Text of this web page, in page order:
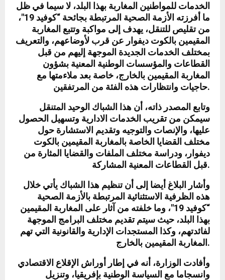
الخدمات للمواطنين المغاربة بهذا البلد، لا سيما في ظل
ما أفرزته الأزمة الصحية المرتبطة بجائحة “كوفيد 19″،
من تقليص للتنقل، يهدف إلى مواكبة وتتبع المغاربة
المقيمين بالكوت ديفوار عن قرب لأوضاعهم، والتعريف
بمختلف الخدمات الجديدة الموجهة إليهم من قبل
القطاعات والمؤسسات الوطنية المعنية بشؤون
المغاربة المقيمين بالخارج، خاصة بعد ملاءمتها مع
حاجيات وانتظارات هذه الفئة من المرتفقين.
وتابع المصدر ذاته، أن هذا الشباك الوحيد المتنقل
سيمكن من تقريب الخدمات الادارية وتسهيل الحصول
عليها، والإنصات والتوجيه وتقديم الاستشارة حول
مختلف القضايا الخاصة بالمغاربة المقيمين بالكوت
ديفوار، ودراسة مختلف الملفات والقضايا المثارة من
قبل القطاعات المعنية المشاركة.
وأشار البلاغ أيضا إلى أن تنظيم هذا الشباك يأتي خلال
هذه الظرفية الاستثنائية المرتبطة بالأزمة الصحية
“كوفيد 19″، وما خلفته من آثار على المغاربة المقيمين
بهذا البلد، حيث سيتم تقديم مختلف البرامج الموجهة
لفائدتهم، وكذا المستجدات الإدارية والقانونية التي تهم
المغاربة المقيمين بالخارج.
وأفادت الوزارة، أنه في إطار أوراش الإقلاع الاقتصادي
وانسجاما مع السياسة الوطنية بإفريقيا، وتنزيل